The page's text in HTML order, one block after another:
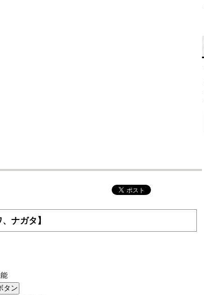
ナガタ】